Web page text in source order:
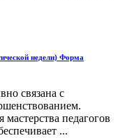
недели) Форма
связана с
педагогов
...